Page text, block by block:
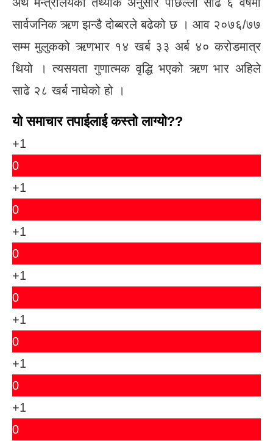
अर्थ मन्त्रालयको तथ्यांक अनुसार पछिल्लो साढे ६ वर्षमा
सार्वजनिक ऋण झन्डै दोब्बरले बढेको छ । आव २०७६/७७
सम्म मुलुकको ऋणभार १४ खर्ब ३३ अर्ब ४० करोडमात्र
थियो । त्यसयता गुणात्मक वृद्धि भएको ऋण भार अहिले
साढे २८ खर्ब नाघेको हो ।
यो समाचार तपाईलाई कस्तो लाग्यो??
+1
0
+1
0
+1
0
+1
0
+1
0
+1
0
+1
0